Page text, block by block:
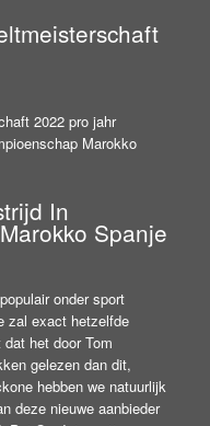
2022 pro jahr
Marokko
In
Spanje
onder sport
zal exact hetzelfde
het door Tom
gelezen dan dit,
hebben we natuurlijk
deze nieuwe aanbieder